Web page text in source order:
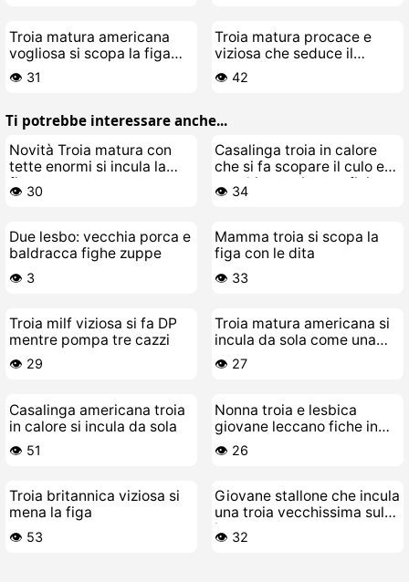
Troia matura americana
vogliosa si scopa la figa
con le dita
👁️ 31
Troia matura procace e
viziosa che seduce il
giovane idraulico
👁️ 42
Ti potrebbe interessare anche...
Novità Troia matura con
tette enormi si incula la
figa
👁️ 30
Casalinga troia in calore
che si fa scopare il culo e
succhia cazzi a non finire
👁️ 34
Due lesbo: vecchia porca e
baldracca fighe zuppe
👁️ 3
Mamma troia si scopa la
figa con le dita
👁️ 33
Troia milf viziosa si fa DP
mentre pompa tre cazzi
👁️ 29
Troia matura americana si
incula da sola come una
pazza
👁️ 27
Casalinga americana troia
in calore si incula da sola
👁️ 51
Nonna troia e lesbica
giovane leccano fiche in
una stanza piena di mature
porche
👁️ 26
Troia britannica viziosa si
mena la figa
👁️ 53
Giovane stallone che incula
una troia vecchissima sul
letto
👁️ 32